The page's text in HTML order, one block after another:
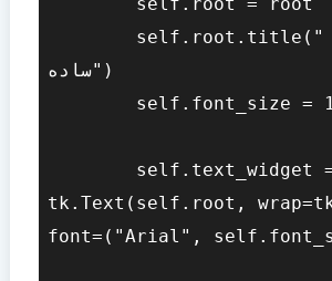
ساده")
tk.Text(self.root,
font=("Arial",